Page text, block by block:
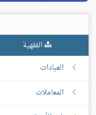
الفقهية
العبادات
المعاملات